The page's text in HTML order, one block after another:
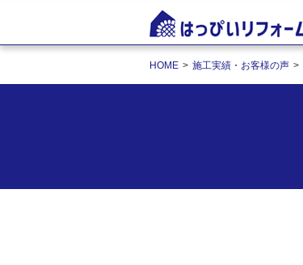
HOME 施工実績・お客様の声